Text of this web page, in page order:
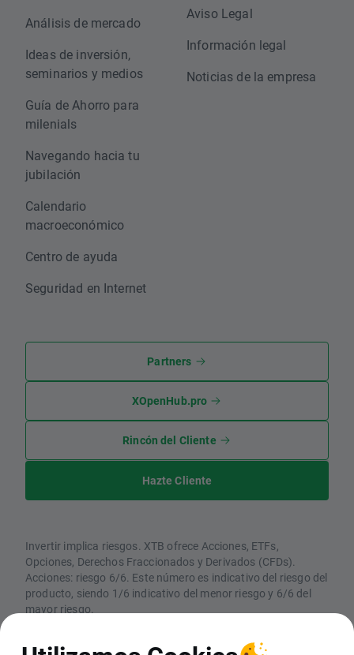
Análisis de mercado
Ideas de inversión,
seminarios y medios
Guía de Ahorro para
milenials
Navegando hacia tu
jubilación
Calendario
macroeconómico
Centro de ayuda
Seguridad en Internet
Aviso Legal
Información legal
Noticias de la empresa
Partners
XOpenHub.pro
Rincón del Cliente
Hazte Cliente
Invertir implica riesgos. XTB ofrece Acciones, ETFs,
Opciones, Derechos Fraccionados y Derivados (CFDs).
Acciones: riesgo 6/6. Este número es indicativo del riesgo del
producto, siendo 1/6 indicativo del menor riesgo y 6/6 del
mayor riesgo.
asociados a un riesgo elevado de perder dinero rápidamente